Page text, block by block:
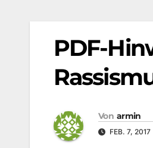
PDF-
Von armin
FEB. 7, 2017